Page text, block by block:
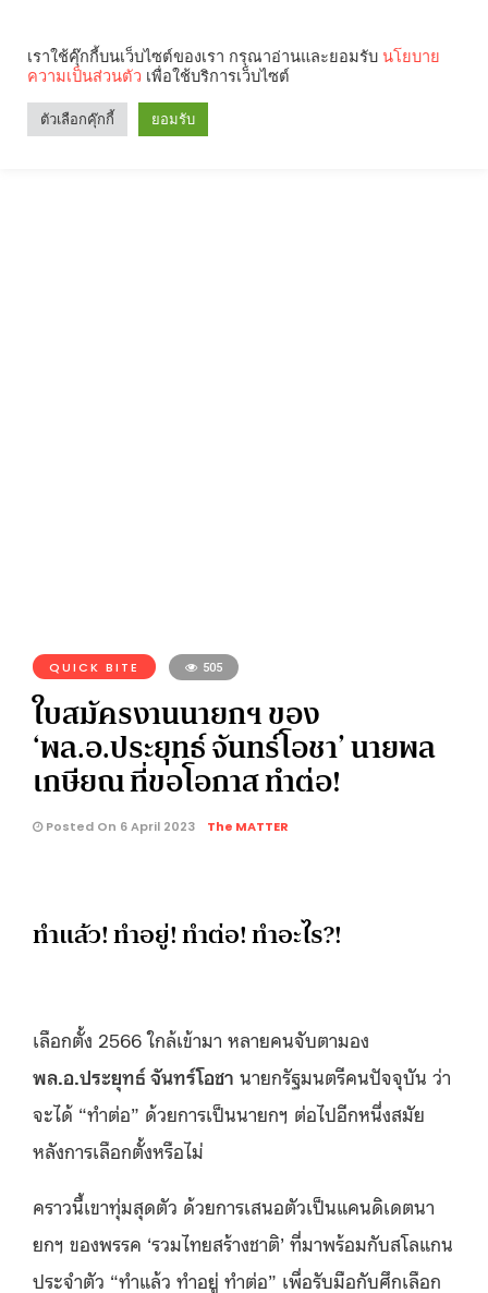
QUICK BITE 505
ใบสมัครงานนายกฯ ของ
‘พล.อ.ประยุทธ์ จันทร์โอชา’ นายพล
เกษียณ ที่ขอโอกาส ทำต่อ!
Posted On 6 April 2023 The MATTER
ทำแล้ว! ทำอยู่! ทำต่อ! ทำอะไร?!
เลือกตั้ง 2566 ใกล้เข้ามา หลายคนจับตามอง
พล.อ.ประยุทธ์ จันทร์โอชา นายกรัฐมนตรีคนปัจจุบัน ว่า
จะได้ “ทำต่อ” ด้วยการเป็นนายกฯ ต่อไปอีกหนึ่งสมัย
หลังการเลือกตั้งหรือไม่
คราวนี้เขาทุ่มสุดตัว ด้วยการเสนอตัวเป็นแคนดิเดตนา
ยกฯ ของพรรค ‘รวมไทยสร้างชาติ’ ที่มาพร้อมกับสโลแกน
ประจำตัว “ทำแล้ว ทำอยู่ ทำต่อ” เพื่อรับมือกับศึกเลือก
เราใช้คุ๊กกี้บนเว็บไซต์ของเรา กรุณาอ่านและยอมรับ นโยบาย
ความเป็นส่วนตัว เพื่อใช้บริการเว็บไซต์
ตัวเลือกคุ๊กกี้ ยอมรับ